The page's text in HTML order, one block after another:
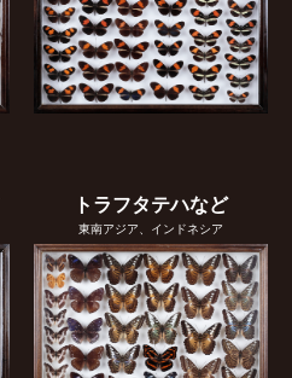
トラフタテハなど
東南アジア、インドネシア